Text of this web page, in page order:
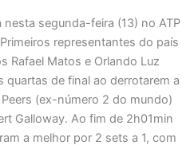
segunda-feira (13) no ATP
representantes do país
Rafael Matos e Orlando Luz
quartas de final ao derrotarem a
(ex-número 2 do mundo)
Galloway. Ao fim de 2h01min
a melhor por 2 sets a 1, com